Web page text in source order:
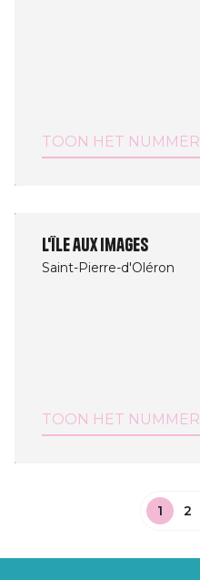
TOON HET NUMMER
L'île aux Images
Saint-Pierre-d'Oléron
TOON HET NUMMER
1 2